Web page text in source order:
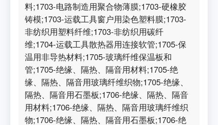
料;1703-电路制造用聚合物薄膜;1703-硬橡胶
铸模;1703-运载工具窗户用染色塑料膜;1703-
非纺织用塑料纤维;1703-非纺织用碳纤
维;1704-运载工具散热器用连接软管;1705-保
温用非导热材料;1705-玻璃纤维保温板和
管;1705-绝缘、隔热、隔音用材料;1705-绝
缘、隔热、隔音用玻璃纤维织物;1705-绝缘、
隔热、隔音用石墨板;1706-绝缘、隔热、隔音
用材料;1706-绝缘、隔热、隔音用玻璃纤维织
物;1706-绝缘、隔热、隔音用石墨板;1706-绝